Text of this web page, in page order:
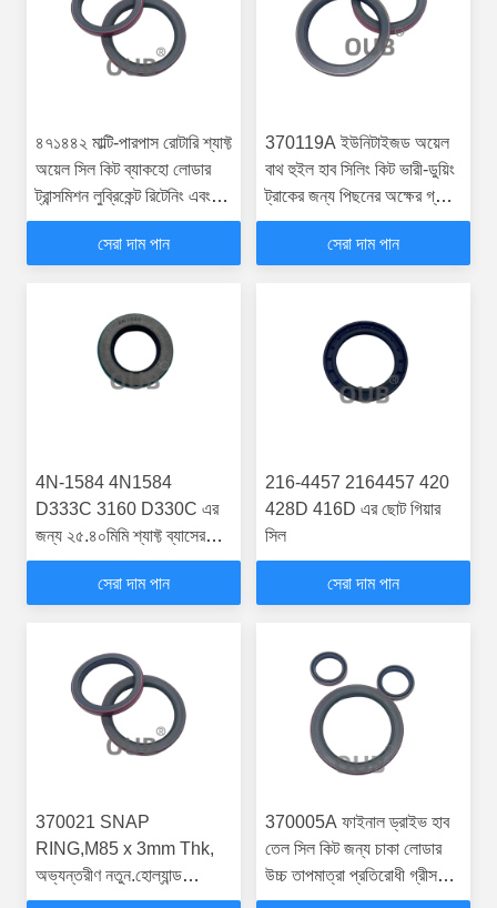
৪৭১৪৪২ মাল্টি-পারপাস রোটারি শ্যাফ্ট
অয়েল সিল কিট ব্যাকহো লোডার
ট্রান্সমিশন লুব্রিকেন্ট রিটেনিং এবং
কন্টামিন্যান্ট-রেজিস্ট্যান্ট সিলিং এর
সেরা দাম পান
370119A ইউনিটাইজড অয়েল
বাথ হুইল হাব সিলিং কিট ভারী-ডুয়িং
ট্রাকের জন্য পিছনের অক্ষের গ্রীস
রিটেনিং এবং রাস্তা দূষণকারী
এক্সক্লুশন রোটারি সিলিং
সেরা দাম পান
4N-1584 4N1584
D333C 3160 D330C এর
জন্য ২৫.৪০মিমি শ্যাফ্ট ব্যাসের
রাবার লিপ সিল
সেরা দাম পান
216-4457 2164457 420
428D 416D এর ছোট গিয়ার
সিল
সেরা দাম পান
370021 SNAP
RING,M85 x 3mm Thk,
অভ্যন্তরীণ নতুন.হোল্যান্ড
TC33DA, 1400,
370005A ফাইনাল ড্রাইভ হাব
তেল সিল কিট জন্য চাকা লোডার
উচ্চ তাপমাত্রা প্রতিরোধী গ্রীস
সিলিং এবং নির্মাণ সাইট মাটি-প্রমাণ